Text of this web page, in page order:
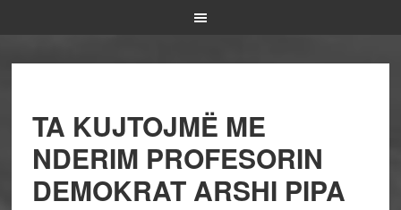
TA KUJTOJMË ME
NDERIM PROFESORIN
DEMOKRAT ARSHI PIPA